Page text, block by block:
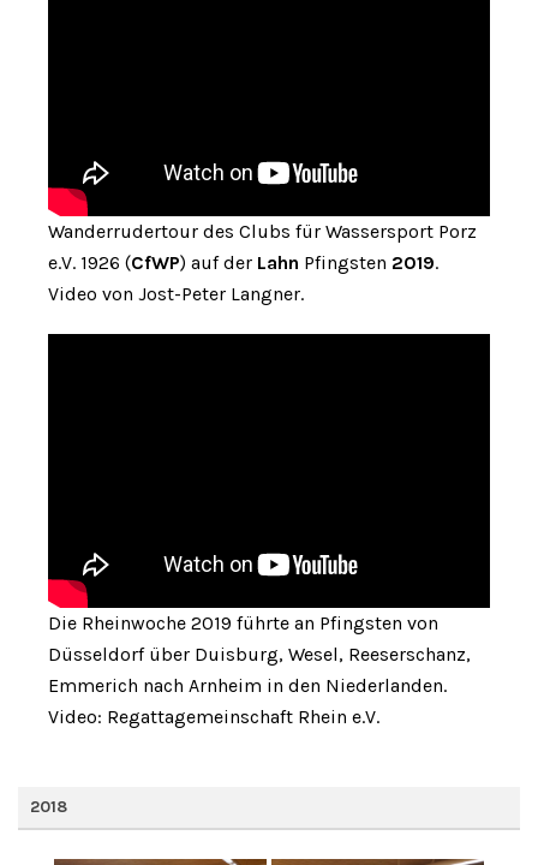
Wanderrudertour des Clubs für Wassersport Porz
e.V. 1926 (CfWP) auf der Lahn Pfingsten 2019.
Video von Jost-Peter Langner.
Die Rheinwoche 2019 führte an Pfingsten von
Düsseldorf über Duisburg, Wesel, Reeserschanz,
Emmerich nach Arnheim in den Niederlanden.
Video: Regattagemeinschaft Rhein e.V.
2018